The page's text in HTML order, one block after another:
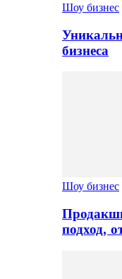
Шоу бизнес
бизнеса
Шоу бизнес
подход,